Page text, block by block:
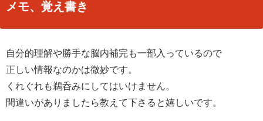
メモ、覚え書き
自分的理解や勝手な脳内補完も一部入っているので
正しい情報なのかは微妙です。
くれぐれも鵜呑みにしてはいけません。
間違いがありましたら教えて下さると嬉しいです。